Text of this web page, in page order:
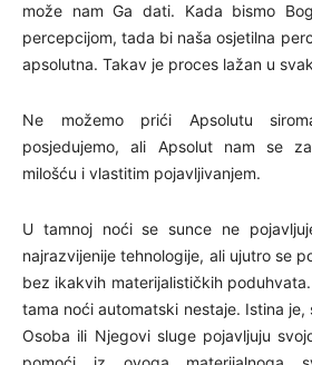
može nam Ga dati. Kada bismo
percepcijom, tada bi naša osjetilna
apsolutna. Takav je proces lažan u
Ne možemo prići Apsolutu
posjedujemo, ali Apsolut nam se
milošću i vlastitim pojavljivanjem.
U tamnoj noći se sunce ne
najrazvijenije tehnologije, ali ujutro se
bez ikakvih materijalističkih
tama noći automatski nestaje. Istina
Osoba ili Njegovi sluge pojavljuju